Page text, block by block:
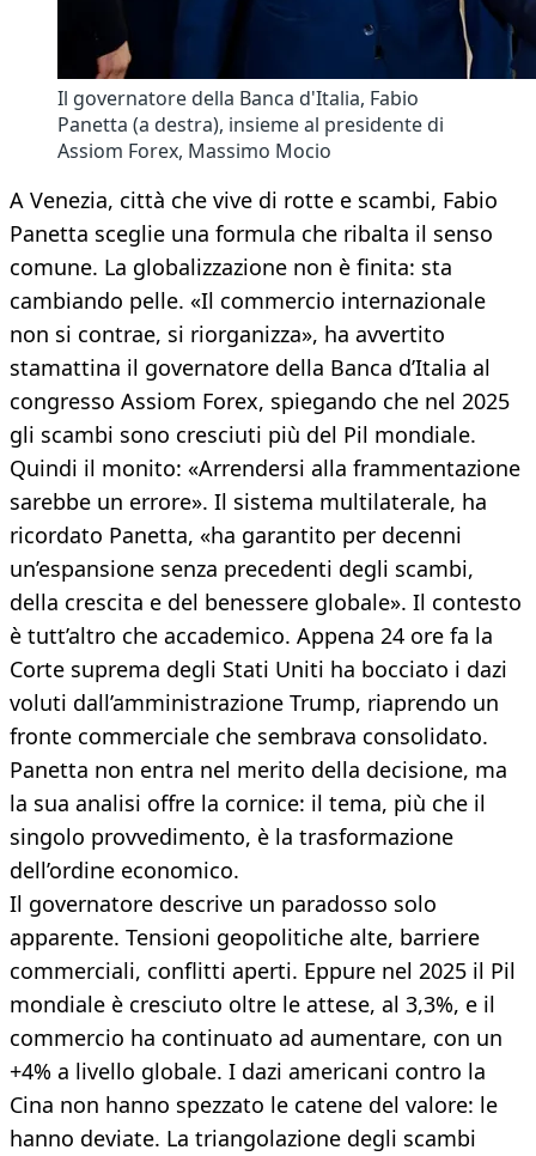
Il governatore della Banca d'Italia, Fabio
Panetta (a destra), insieme al presidente di
Assiom Forex, Massimo Mocio
A Venezia, città che vive di rotte e scambi, Fabio
Panetta sceglie una formula che ribalta il senso
comune. La globalizzazione non è finita: sta
cambiando pelle. «Il commercio internazionale
non si contrae, si riorganizza», ha avvertito
stamattina il governatore della Banca d’Italia al
congresso Assiom Forex, spiegando che nel 2025
gli scambi sono cresciuti più del Pil mondiale.
Quindi il monito: «Arrendersi alla frammentazione
sarebbe un errore». Il sistema multilaterale, ha
ricordato Panetta, «ha garantito per decenni
un’espansione senza precedenti degli scambi,
della crescita e del benessere globale». Il contesto
è tutt’altro che accademico. Appena 24 ore fa la
Corte suprema degli Stati Uniti ha bocciato i dazi
voluti dall’amministrazione Trump, riaprendo un
fronte commerciale che sembrava consolidato.
Panetta non entra nel merito della decisione, ma
la sua analisi offre la cornice: il tema, più che il
singolo provvedimento, è la trasformazione
dell’ordine economico.
Il governatore descrive un paradosso solo
apparente. Tensioni geopolitiche alte, barriere
commerciali, conflitti aperti. Eppure nel 2025 il Pil
mondiale è cresciuto oltre le attese, al 3,3%, e il
commercio ha continuato ad aumentare, con un
+4% a livello globale. I dazi americani contro la
Cina non hanno spezzato le catene del valore: le
hanno deviate. La triangolazione degli scambi